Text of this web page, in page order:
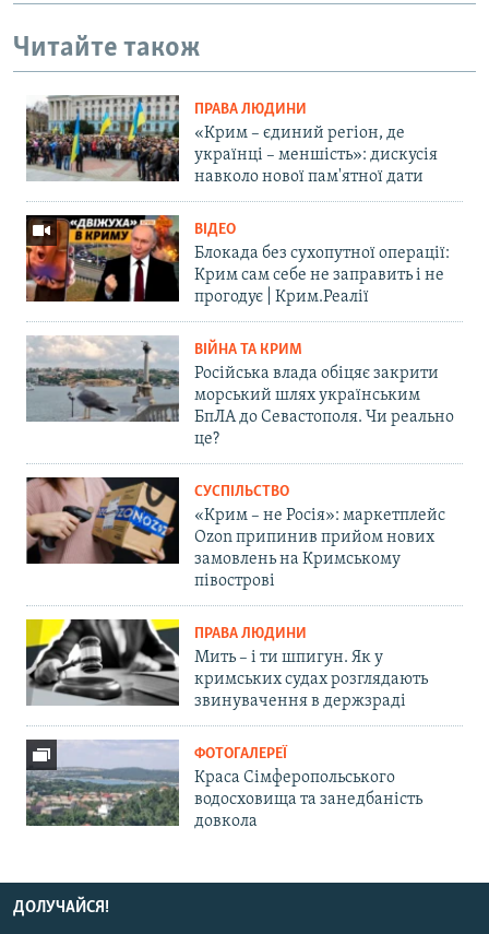
Читайте також
ПРАВА ЛЮДИНИ
«Крим – єдиний регіон, де
українці – меншість»: дискусія
навколо нової пам'ятної дати
ВІДЕО
Блокада без сухопутної операції:
Крим сам себе не заправить і не
прогодує | Крим.Реалії
ВІЙНА ТА КРИМ
Російська влада обіцяє закрити
морський шлях українським
БпЛА до Севастополя. Чи реально
це?
СУСПІЛЬСТВО
«Крим – не Росія»: маркетплейс
Ozon припинив прийом нових
замовлень на Кримському
півострові
ПРАВА ЛЮДИНИ
Мить – і ти шпигун. Як у
кримських судах розглядають
звинувачення в держзраді
ФОТОГАЛЕРЕЇ
Краса Сімферопольського
водосховища та занедбаність
довкола
ДОЛУЧАЙСЯ!